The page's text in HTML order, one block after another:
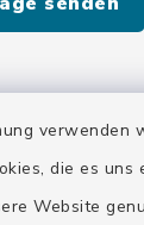
verwenden
die es uns
Website